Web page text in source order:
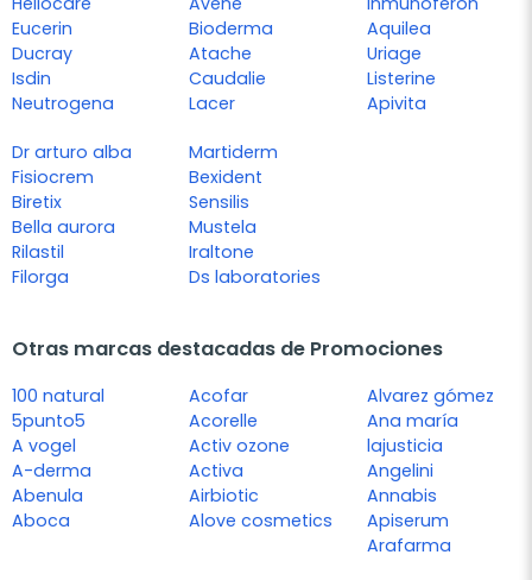
Eucerin
Ducray
Isdin
Neutrogena
Bioderma
Atache
Caudalie
Lacer
Aquilea
Uriage
Listerine
Apivita
Dr arturo alba
Fisiocrem
Biretix
Bella aurora
Rilastil
Filorga
Martiderm
Bexident
Sensilis
Mustela
Iraltone
Ds laboratories
Otras marcas destacadas de Promociones
100 natural
5punto5
A vogel
A-derma
Abenula
Aboca
Acofar
Acorelle
Activ ozone
Activa
Airbiotic
Alove cosmetics
Alvarez gómez
Ana maría
lajusticia
Angelini
Annabis
Apiserum
Arafarma